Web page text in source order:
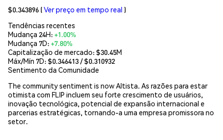
$0.343896 (Ver preço em tempo real )
Tendências recentes
Mudança 24H:+1.00%
Mudança 7D:+7.80%
Capitalização de mercado:$30.45M
Máx/Mín 7D: $0.346413/ $0.310932
Sentimento da Comunidade
The community sentiment is now Altista. As razões para estar
otimista com FLIP incluem seu forte crescimento de usuários,
inovação tecnológica, potencial de expansão internacional e
parcerias estratégicas, tornando-a uma empresa promissora no
setor.